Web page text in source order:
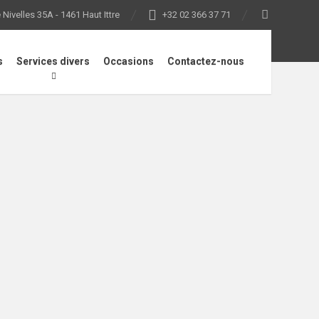
35A - 1461 Haut Ittre +32 02 366 37 71
Services divers Occasions Contactez-nous